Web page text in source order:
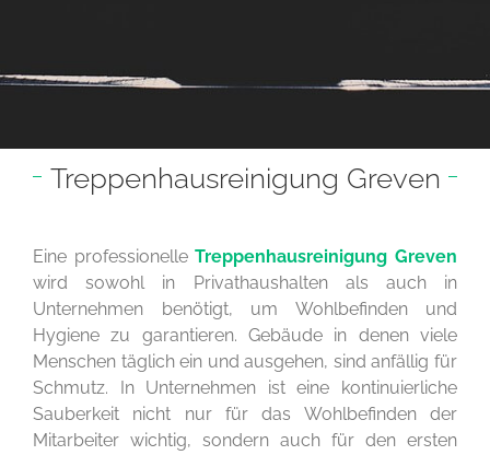
Treppenhausreinigung Greven
Eine professionelleTreppenhausreinigung Greven
wird sowohl in Privathaushalten als auch in
Unternehmen benötigt, um Wohlbefinden und
Hygiene zu garantieren. Gebäude in denen viele
Menschen täglich ein und ausgehen, sind anfällig für
Schmutz. In Unternehmen ist eine kontinuierliche
Sauberkeit nicht nur für das Wohlbefinden der
Mitarbeiter wichtig, sondern auch für den ersten